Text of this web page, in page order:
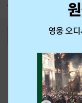
공지 26년 NBCI 수상 안내
2026-08-01
로그인
고객센터 1544-3800
예
이용약관